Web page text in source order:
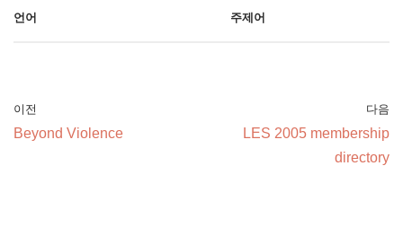
언어 주제어
이전
Beyond Violence
다음
LES 2005 membership
directory